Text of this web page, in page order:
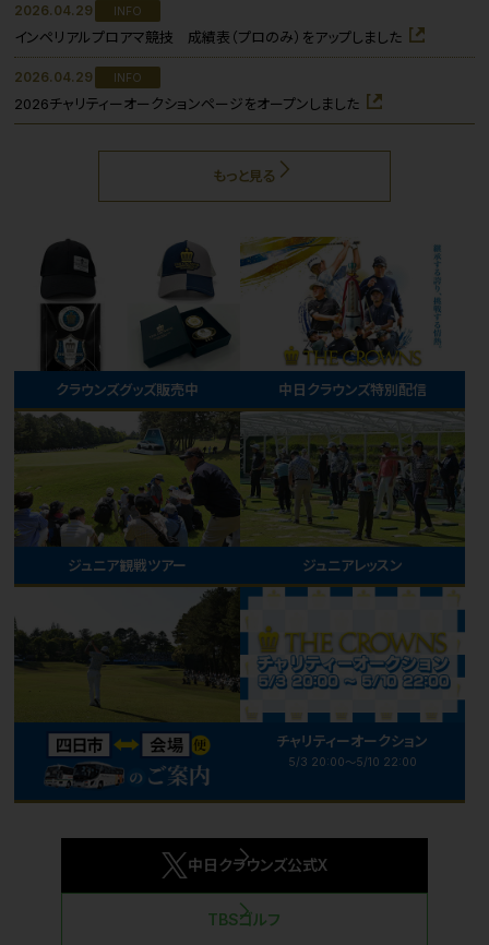
2026.04.29 INFO
インペリアルプロアマ競技 成績表（プロのみ）をアップしました
2026.04.29 INFO
2026チャリティーオークションページをオープンしました
もっと見る
クラウンズグッズ販売中 中日クラウンズ特別配信
ジュニア観戦ツアー ジュニアレッスン
チャリティーオークション
5/3 20:00～5/10 22:00
中日クラウンズ公式X
TBSゴルフ